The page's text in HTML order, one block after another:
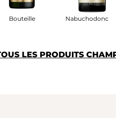
Bouteille Nabuchodonosor
LES PRODUITS